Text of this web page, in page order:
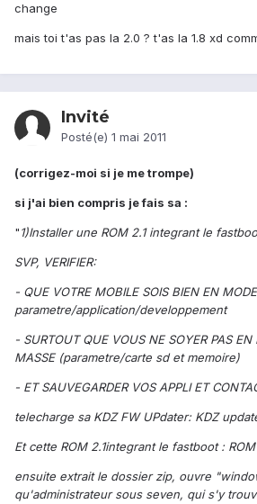
change
mais toi t'as pas la 2.0 ? t'as la 1.8 xd
Invité
Posté(e) 1 mai 2011
(corrigez-moi si je me trompe)
si j'ai bien compris je fais sa :
"1)Installer une ROM 2.1 integrant le
SVP, VERIFIER:
- QUE VOTRE MOBILE SOIS BIEN EN
parametre/application/developpement
- SURTOUT QUE VOUS NE SOYER PAS EN
MASSE (parametre/carte sd et memoire)
- ET SAUVEGARDER VOS APPLI ET
telecharge sa KDZ FW UPdater: KDZ
Et cette ROM 2.1integrant le fastboot :
ensuite extrait le dossier zip, ouvre
qu'administrateur sous seven, qui s'y